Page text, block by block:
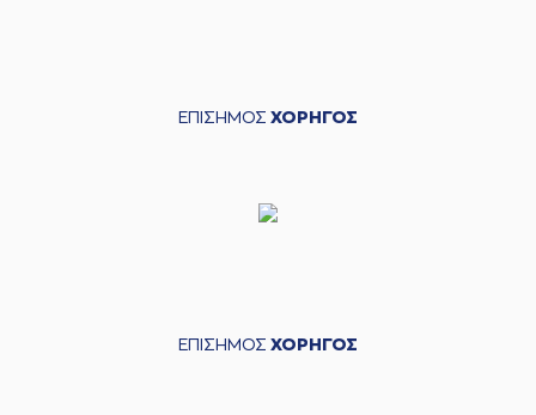
ΕΠΙΣΗΜΟΣ ΧΟΡΗΓΟΣ
ΕΠΙΣΗΜΟΣ ΧΟΡΗΓΟΣ